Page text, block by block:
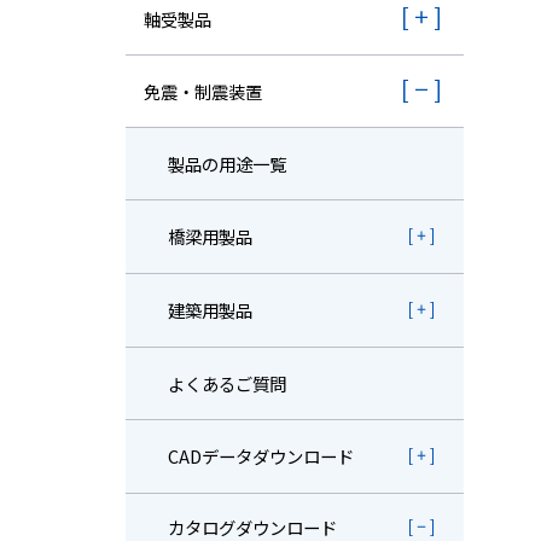
株主・投資家情報
軸受製品
免震・制震装置
製品の用途一覧
橋梁用製品
建築用製品
よくあるご質問
CADデータダウンロード
カタログダウンロード